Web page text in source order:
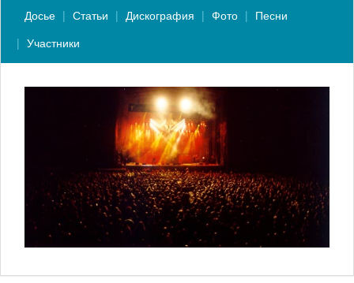
Досье Статьи Дискография Фото
Песни
Участники